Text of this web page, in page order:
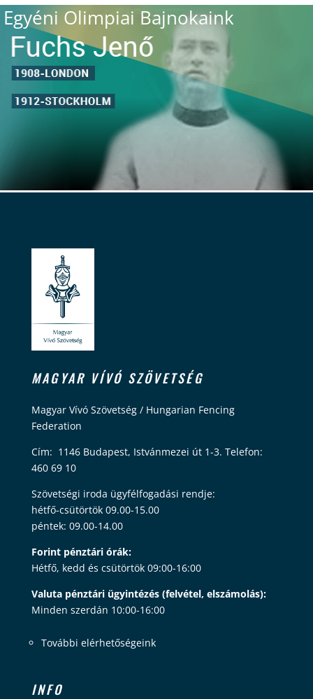
Egyéni Olimpiai Bajnokaink
MAGYAR VÍVÓ SZÖVETSÉG
Magyar Vívó Szövetség / Hungarian Fencing
Federation
Cím: 1146 Budapest, Istvánmezei út 1-3. Telefon:
460 69 10
Szövetségi iroda ügyfélfogadási rendje:
hétfő-csütörtök 09.00-15.00
péntek: 09.00-14.00
Forint pénztári órák:
Hétfő, kedd és csütörtök 09:00-16:00
Valuta pénztári ügyintézés (felvétel, elszámolás):
Minden szerdán 10:00-16:00
További elérhetőségeink
INFO